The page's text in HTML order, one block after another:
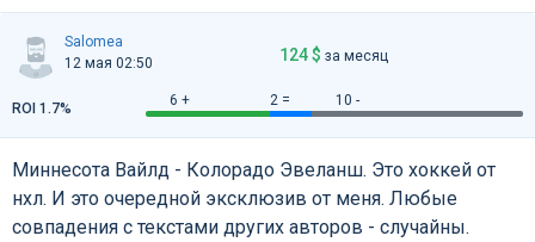
Salomea
12 мая 02:50
124 $ за месяц
6 + 2 = 10 -
ROI 1.7%
Миннесота Вайлд - Колорадо Эвеланш. Это хоккей от
нхл. И это очередной эксклюзив от меня. Любые
совпадения с текстами других авторов - случайны.